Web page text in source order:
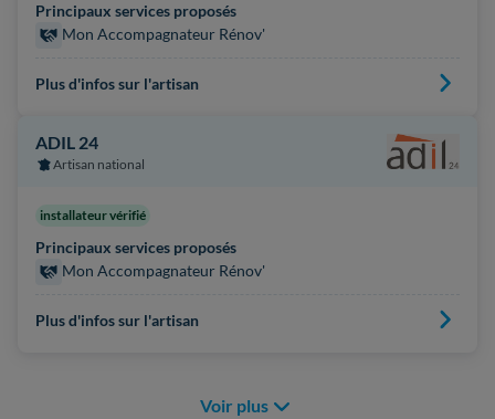
Principaux services proposés
Mon Accompagnateur Rénov'
Plus d'infos sur l'artisan
ADIL 24
Artisan national
installateur vérifié
Principaux services proposés
Mon Accompagnateur Rénov'
Plus d'infos sur l'artisan
Voir plus